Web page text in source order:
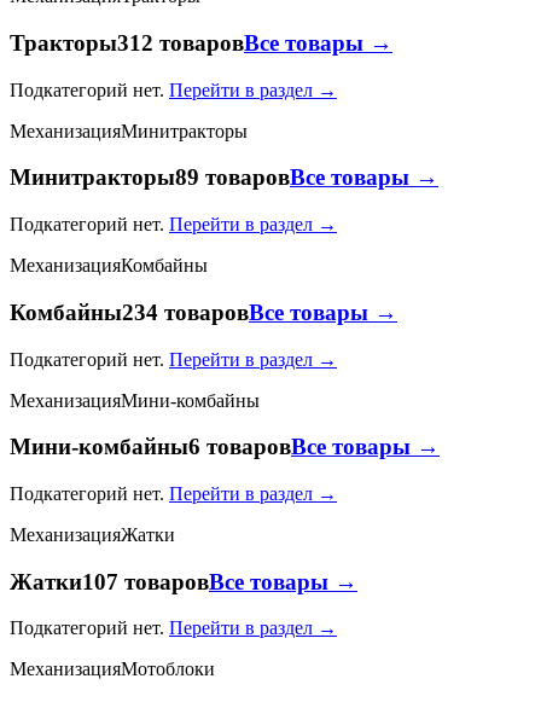
Тракторы312 товаровВсе товары →
Подкатегорий нет. Перейти в раздел →
МеханизацияМинитракторы
Минитракторы89 товаровВсе товары →
Подкатегорий нет. Перейти в раздел →
МеханизацияКомбайны
Комбайны234 товаровВсе товары →
Подкатегорий нет. Перейти в раздел →
МеханизацияМини-комбайны
Мини-комбайны6 товаровВсе товары →
Подкатегорий нет. Перейти в раздел →
МеханизацияЖатки
Жатки107 товаровВсе товары →
Подкатегорий нет. Перейти в раздел →
МеханизацияМотоблоки